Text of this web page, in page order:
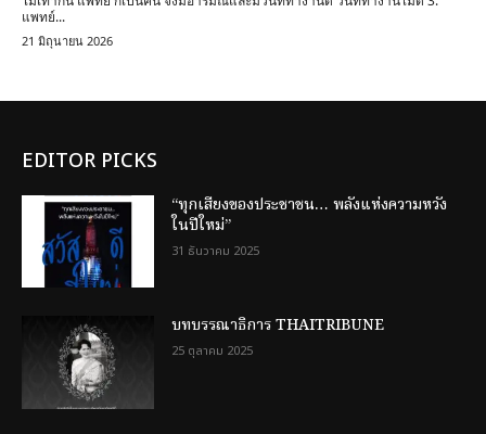
แพทย์...
21 มิถุนายน 2026
EDITOR PICKS
“ทุกเสียงของประชาชน… พลังแห่งความหวัง
ในปีใหม่”
31 ธันวาคม 2025
บทบรรณาธิการ THAITRIBUNE
25 ตุลาคม 2025